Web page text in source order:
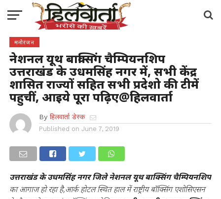
मनोरंजन
नेशनल यूथ बाक्सिंग चैम्पियनशिप
उत्तराखंड के उधमसिंह नगर में, सभी केंद्र
शासित राज्यों सहित सभी प्रदेशो की टीमें
पहुचीं, आइये पूरा पढ़िए@हिलवार्ता
By हिलवार्ता डेस्क
Published on June 7, 2019
उत्तराखंड के उधमसिंह नगर जिले नेशनल यूथ बाक्सिंग चैम्पियनशिप
का आगाज हो रहा है,आर्क होटल स्थित हाल में राष्ट्रीय बॉक्सिंग एशोसिएसन